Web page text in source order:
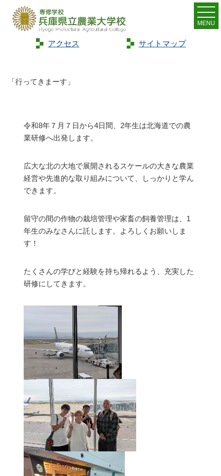
アクセス サイトマップ
MENU
Home> トピックス 「行ってきまーす」
「行ってきまーす」
令和8年７月７日から4日間、2年生は北海道での農
業研修へ出発します。
広大な北の大地で展開されるスケールの大きな農業
経営や先進的な取り組みについて、しっかりと学ん
できます。
留守の間の作物の栽培管理や家畜の飼養管理は、1
年生のみなさんに託します。よろしくお願いしま
す！
たくさんの学びと経験を持ち帰れるよう、充実した
研修にしてきます。